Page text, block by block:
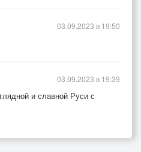
03.09.2023 в 19:50
и славной Руси с
03.09.2023 в 19:39